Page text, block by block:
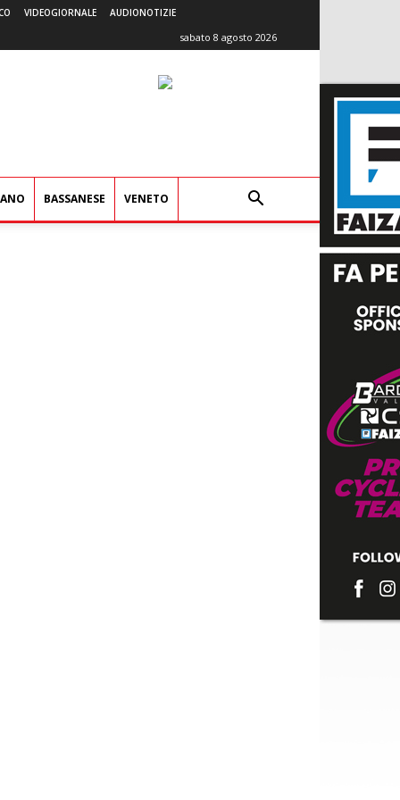
VIDEOGIORNALE AUDIONOTIZIE
sabato 8 agosto 2026
BASSANESE VENETO